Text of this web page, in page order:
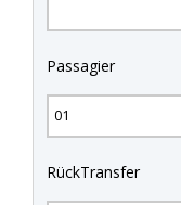
Passagier
RückTransfer